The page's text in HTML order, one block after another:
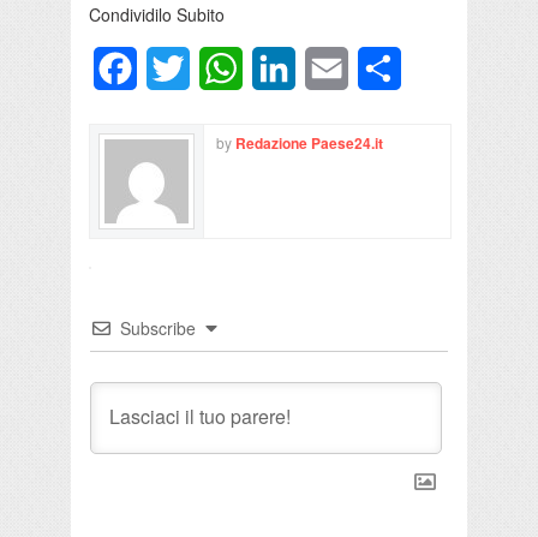
Condividilo Subito
FacebookTwitter WhatsAppLinkedInEmail
by Redazione Paese24.it
Subscribe